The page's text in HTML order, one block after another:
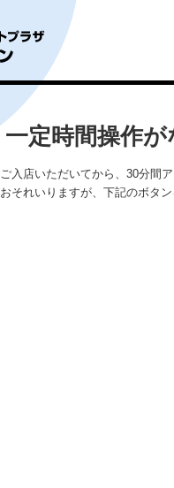
一定時間操作
ご入店いただいてから、30分間
おそれいりますが、下記のボタ